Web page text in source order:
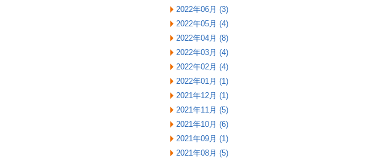
2022年06月 (3)
2022年05月 (4)
2022年04月 (8)
2022年03月 (4)
2022年02月 (4)
2022年01月 (1)
2021年12月 (1)
2021年11月 (5)
2021年10月 (6)
2021年09月 (1)
2021年08月 (5)